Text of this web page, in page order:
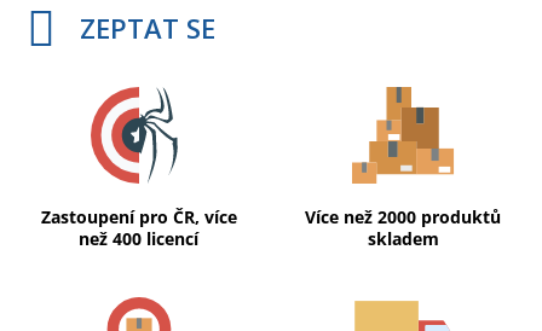
ZEPTAT SE
Zastoupení pro ČR, více
než 400 licencí
Více než 2000 produktů
skladem